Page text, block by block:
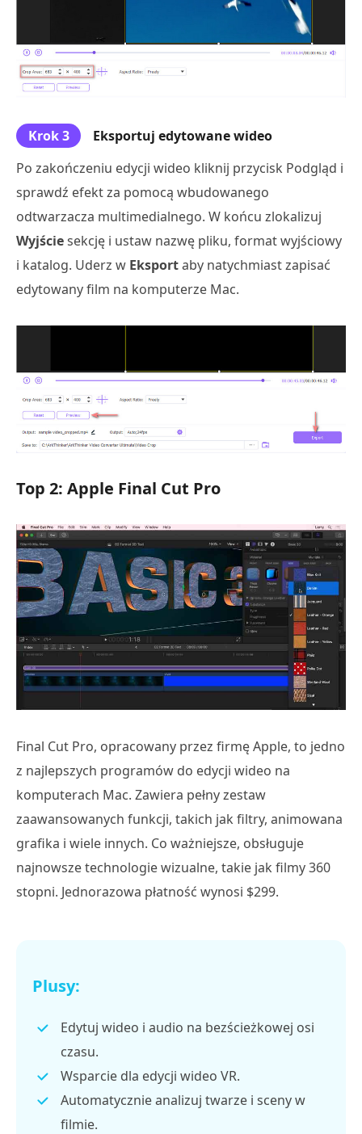
Krok 3
Eksportuj edytowane wideo
Po zakończeniu edycji wideo kliknij przycisk Podgląd i
sprawdź efekt za pomocą wbudowanego
odtwarzacza multimedialnego. W końcu zlokalizuj
Wyjściesekcję i ustaw nazwę pliku, format wyjściowy
i katalog. Uderz w Eksportaby natychmiast zapisać
edytowany film na komputerze Mac.
Top 2: Apple Final Cut Pro
Final Cut Pro, opracowany przez firmę Apple, to jedno
z najlepszych programów do edycji wideo na
komputerach Mac. Zawiera pełny zestaw
zaawansowanych funkcji, takich jak filtry, animowana
grafika i wiele innych. Co ważniejsze, obsługuje
najnowsze technologie wizualne, takie jak filmy 360
stopni. Jednorazowa płatność wynosi $299.
Plusy:
Edytuj wideo i audio na bezścieżkowej osi
czasu.
Wsparcie dla edycji wideo VR.
Automatycznie analizuj twarze i sceny w
filmie.